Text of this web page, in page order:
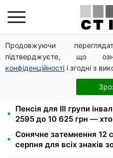
Продовжуючи
підтверджуєте, що
конфіденційності і згодні з
125 грн за куб води:
подорожчання тарифів у
Федоров звільнений і
пропонує ексміністру
Пенсія для III групи
2595 до 10 625 грн —
Сонячне затемнення 12
серпня для всіх знаків